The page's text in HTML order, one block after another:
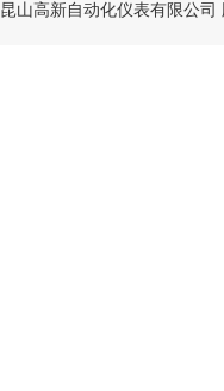
昆山高新自动化仪表有限公